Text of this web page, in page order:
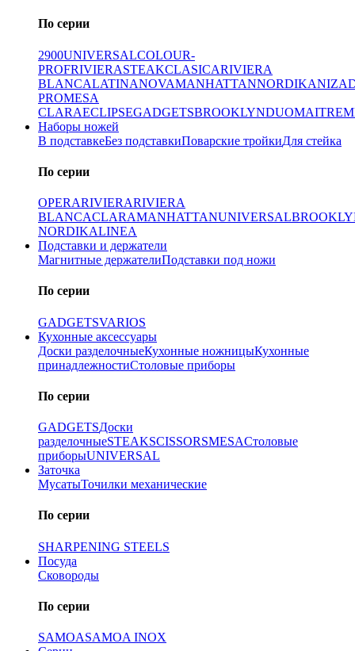
По серии
2900UNIVERSALCOLOUR-
PROFRIVIERASTEAKCLASICARIVIERA
BLANCALATINANOVAMANHATTANNORDIKANIZA
PROMESA
CLARAECLIPSEGADGETSBROOKLYNDUOMAITRE
Наборы ножей
В подставкеБез подставкиПоварские тройкиДля стейка
По серии
OPERARIVIERARIVIERA
BLANCACLARAMANHATTANUNIVERSAL
NORDIKALINEA
Подставки и держатели
Магнитные держателиПодставки под ножи
По серии
GADGETSVARIOS
Кухонные аксессуары
Доски разделочныеКухонные ножницыКухонные
принадлежностиСтоловые приборы
По серии
GADGETSДоски
разделочныеSTEAKSCISSORSMESAСтоловые
приборыUNIVERSAL
Заточка
МусатыТочилки механические
По серии
SHARPENING STEELS
Посуда
Сковороды
По серии
SAMOASAMOA INOX